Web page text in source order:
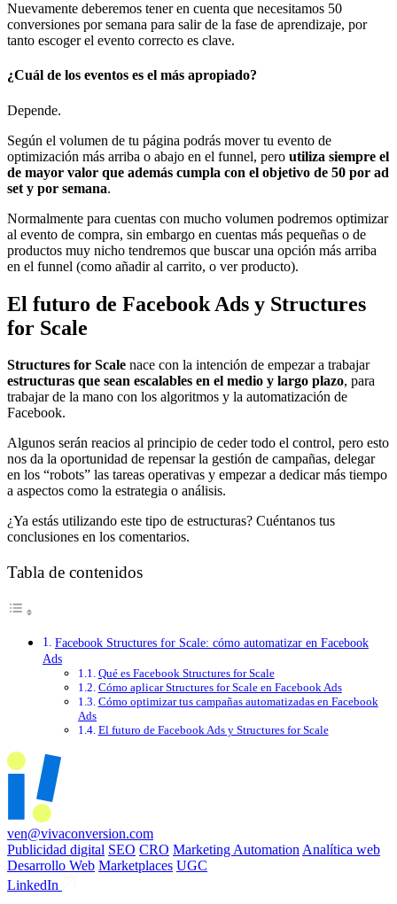
Nuevamente deberemos tener en cuenta que necesitamos 50
conversiones por semana para salir de la fase de aprendizaje, por
tanto escoger el evento correcto es clave.
¿Cuál de los eventos es el más apropiado?
Depende.
Según el volumen de tu página podrás mover tu evento de
optimización más arriba o abajo en el funnel, pero utiliza siempre el
de mayor valor que además cumpla con el objetivo de 50 por ad
set y por semana.
Normalmente para cuentas con mucho volumen podremos optimizar
al evento de compra, sin embargo en cuentas más pequeñas o de
productos muy nicho tendremos que buscar una opción más arriba
en el funnel (como añadir al carrito, o ver producto).
El futuro de Facebook Ads y Structures
for Scale
Structures for Scale nace con la intención de empezar a trabajar
estructuras que sean escalables en el medio y largo plazo, para
trabajar de la mano con los algoritmos y la automatización de
Facebook.
Algunos serán reacios al principio de ceder todo el control, pero esto
nos da la oportunidad de repensar la gestión de campañas, delegar
en los “robots” las tareas operativas y empezar a dedicar más tiempo
a aspectos como la estrategia o análisis.
¿Ya estás utilizando este tipo de estructuras? Cuéntanos tus
conclusiones en los comentarios.
Tabla de contenidos
Facebook Structures for Scale: cómo automatizar en Facebook
Ads
Qué es Facebook Structures for Scale
Cómo aplicar Structures for Scale en Facebook Ads
Cómo optimizar tus campañas automatizadas en Facebook
Ads
El futuro de Facebook Ads y Structures for Scale
ven@vivaconversion.com
Publicidad digital SEO CRO Marketing Automation Analítica web
Desarrollo Web Marketplaces UGC
LinkedIn